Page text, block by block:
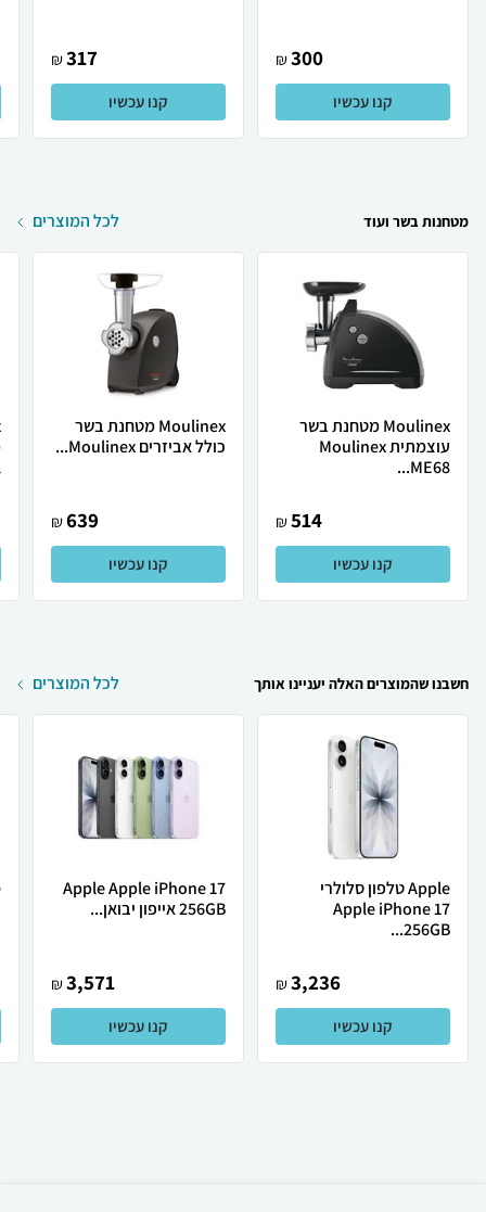
300
₪
קנו עכשיו
317
₪
קנו עכשיו
מטחנות בשר ועוד לכל המוצרים
Moulinex מטחנת בשר
עוצמתית Moulinex
ME68...
514
₪
קנו עכשיו
Moulinex מטחנת בשר
כולל אביזרים Moulinex...
639
₪
קנו עכשיו
חשבנו שהמוצרים האלה יעניינו אותך לכל המוצרים
Apple טלפון סלולרי
Apple iPhone 17
256GB...
3,236
₪
קנו עכשיו
Apple Apple iPhone 17
256GB אייפון יבואן...
3,571
₪
קנו עכשיו